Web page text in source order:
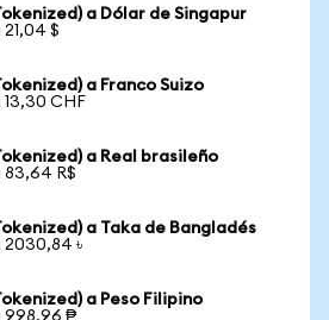
a Dólar de Singapur
$
a Franco Suizo
CHF
a Real brasileño
83,64 R$
a Taka de Bangladés
2030,84 ৳
a Peso Filipino
998,96 ₱